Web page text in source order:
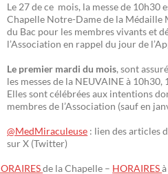
Le 27 de ce mois, la messe de 10h30
Chapelle Notre-Dame de la Médaille
du Bac pour les membres vivants et
l’Association en rappel du jour de
Le premier mardi du mois, sont
les messes de la NEUVAINE à 10h30,
Elles sont célébrées aux intentions
membres de l’Association (sauf en
@MedMiraculeuse : lien des articles
sur X (Twitter)
de la Chapelle – HORAIRES